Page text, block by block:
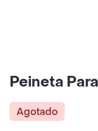
Peineta
Agotado